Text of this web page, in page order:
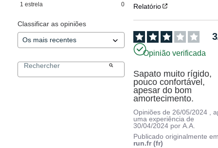
1 estrela 0
Classificar as opiniões
Relatório
3
Opinião verificada
Sapato muito rígido,
pouco confortável,
apesar do bom
amortecimento.
Opiniões de 26/05/2024
,
uma experiência de
30/04/2024 porA.A.
Publicado originalmente
run.fr (fr)